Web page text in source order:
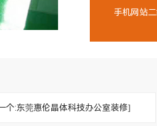
手机网站
个:东莞惠伦晶体科技办公室装修]